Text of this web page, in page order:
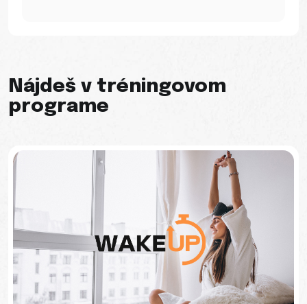
Nájdeš v tréningovom
programe